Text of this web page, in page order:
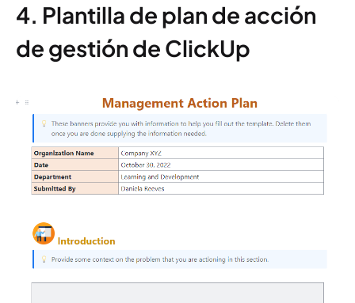
4. Plantilla de plan de acción
de gestión de ClickUp